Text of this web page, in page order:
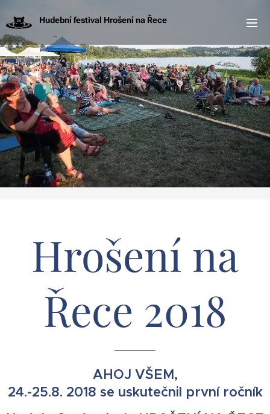
Hudební festival Hrošení na Řece
NA ŘECE
Hrošení na
Řece 2018
AHOJ VŠEM,
24.-25.8. 2018 se uskutečnil první ročník